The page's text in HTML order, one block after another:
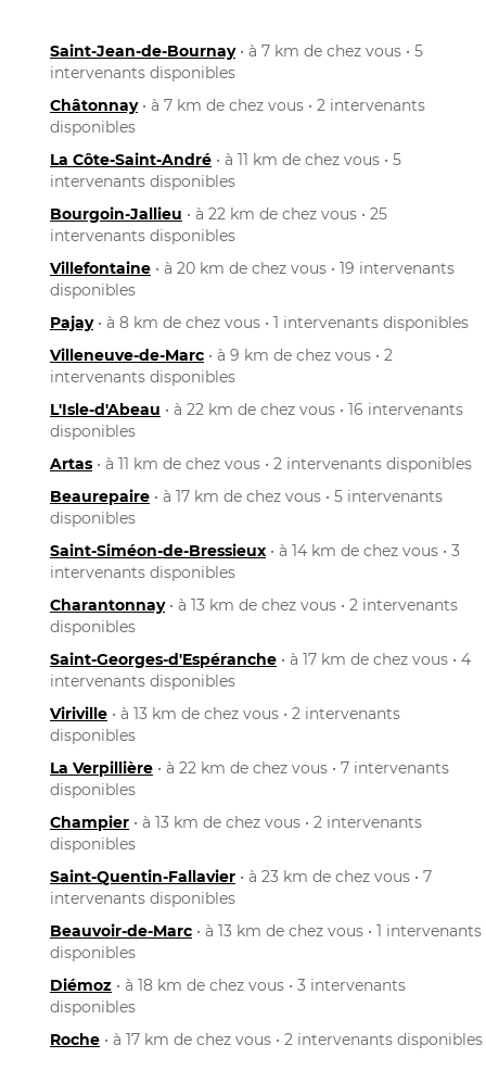
Saint-Jean-de-Bournay• à 7 km de chez vous • 5
intervenants disponibles
Châtonnay• à 7 km de chez vous • 2 intervenants
disponibles
La Côte-Saint-André • à 11 km de chez vous • 5
intervenants disponibles
Bourgoin-Jallieu • à 22 km de chez vous • 25
intervenants disponibles
Villefontaine • à 20 km de chez vous • 19 intervenants
disponibles
Pajay• à 8 km de chez vous • 1 intervenants disponibles
Villeneuve-de-Marc • à 9 km de chez vous • 2
intervenants disponibles
L'Isle-d'Abeau • à 22 km de chez vous • 16 intervenants
disponibles
Artas • à 11 km de chez vous • 2 intervenants disponibles
Beaurepaire • à 17 km de chez vous • 5 intervenants
disponibles
Saint-Siméon-de-Bressieux • à 14 km de chez vous • 3
intervenants disponibles
Charantonnay• à 13 km de chez vous • 2 intervenants
disponibles
Saint-Georges-d'Espéranche • à 17 km de chez vous • 4
intervenants disponibles
Viriville • à 13 km de chez vous • 2 intervenants
disponibles
La Verpillière • à 22 km de chez vous • 7 intervenants
disponibles
Champier • à 13 km de chez vous • 2 intervenants
disponibles
Saint-Quentin-Fallavier • à 23 km de chez vous • 7
intervenants disponibles
Beauvoir-de-Marc • à 13 km de chez vous • 1 intervenants
disponibles
Diémoz • à 18 km de chez vous • 3 intervenants
disponibles
Roche • à 17 km de chez vous • 2 intervenants disponibles